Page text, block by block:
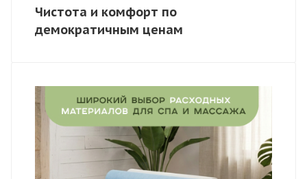
Чистота и комфорт по
демократичным ценам